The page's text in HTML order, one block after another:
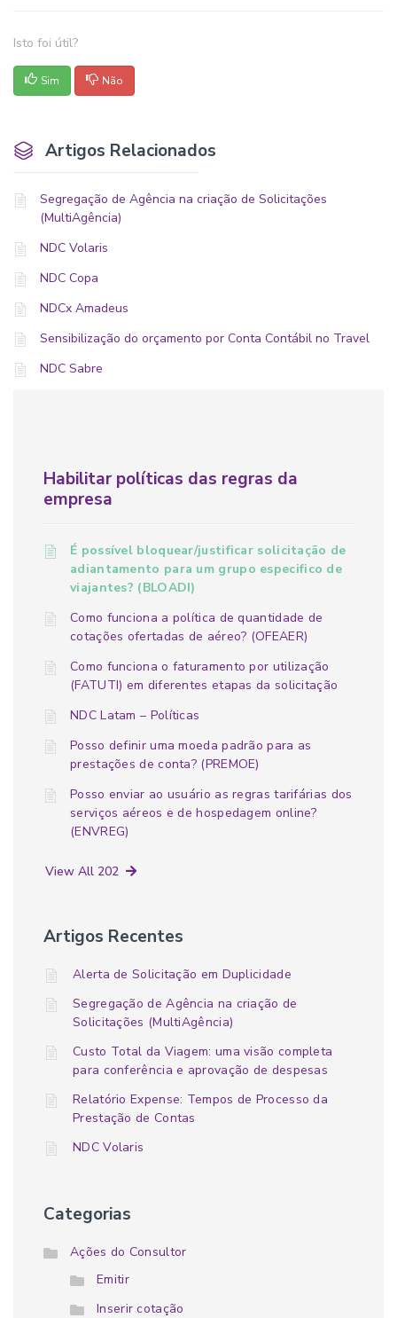
Isto foi útil?
Sim Não
Artigos Relacionados
Segregação de Agência na criação de Solicitações
(MultiAgência)
NDC Volaris
NDC Copa
NDCx Amadeus
Sensibilização do orçamento por Conta Contábil no Travel
NDC Sabre
Habilitar políticas das regras da
empresa
É possível bloquear/justificar solicitação de
adiantamento para um grupo especifico de
viajantes? (BLOADI)
Como funciona a política de quantidade de
cotações ofertadas de aéreo? (OFEAER)
Como funciona o faturamento por utilização
(FATUTI) em diferentes etapas da solicitação
NDC Latam – Políticas
Posso definir uma moeda padrão para as
prestações de conta? (PREMOE)
Posso enviar ao usuário as regras tarifárias dos
serviços aéreos e de hospedagem online?
(ENVREG)
View All 202
Artigos Recentes
Alerta de Solicitação em Duplicidade
Segregação de Agência na criação de
Solicitações (MultiAgência)
Custo Total da Viagem: uma visão completa
para conferência e aprovação de despesas
Relatório Expense: Tempos de Processo da
Prestação de Contas
NDC Volaris
Categorias
Ações do Consultor
Emitir
Inserir cotação